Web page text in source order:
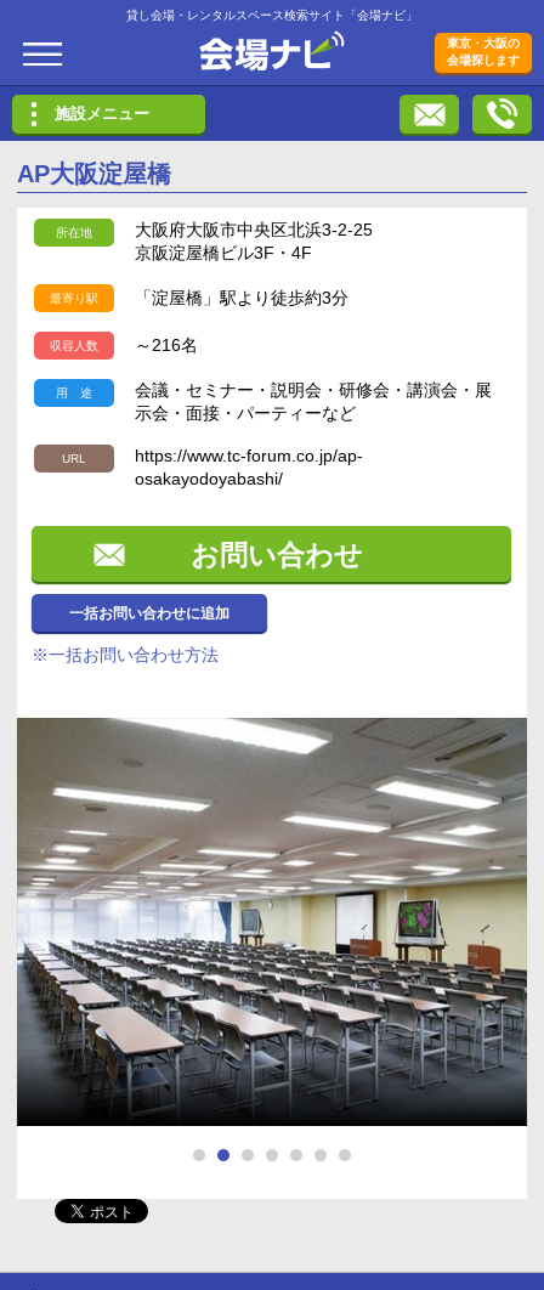
貸し会場・レンタルスペース検索サイト「会場ナビ」
東京・大阪の
会場探します
施設メニュー
AP大阪淀屋橋
所在地
大阪府大阪市中央区北浜3-2-25
京阪淀屋橋ビル3F・4F
最寄り駅 「淀屋橋」駅より徒歩約3分
収容人数 ～216名
用 途
会議・セミナー・説明会・研修会・講演会・展
示会・面接・パーティーなど
URL
https://www.tc-forum.co.jp/ap-
osakayodoyabashi/
お問い合わせ
一括お問い合わせに追加
※一括お問い合わせ方法